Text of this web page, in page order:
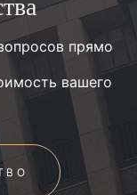
прямо
вашего